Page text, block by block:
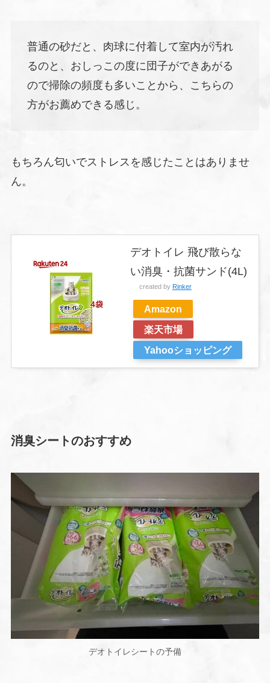
普通の砂だと、肉球に付着して室内が汚れ
るのと、おしっこの度に団子ができあがる
ので掃除の頻度も多いことから、こちらの
方がお薦めできる感じ。
もちろん匂いでストレスを感じたことはありませ
ん。
デオトイレ 飛び散らな
い消臭・抗菌サンド(4L)
created by Rinker
Amazon
楽天市場
Yahooショッピング
消臭シートのおすすめ
デオトイレシートの予備